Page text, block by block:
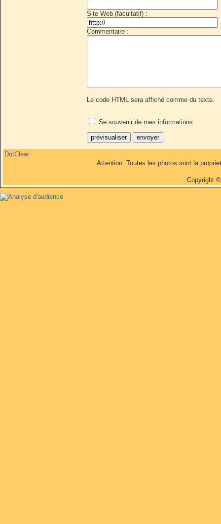
Site Web (facultatif) :
Commentaire :
Le code HTML sera affiché comme du texte.
Se souvenir de mes informations
DotClear
Attention :Toutes les photos sont la
Copyright